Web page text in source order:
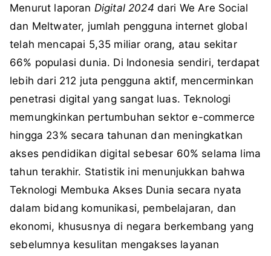
Menurut laporan Digital 2024 dari We Are Social
dan Meltwater, jumlah pengguna internet global
telah mencapai 5,35 miliar orang, atau sekitar
66% populasi dunia. Di Indonesia sendiri, terdapat
lebih dari 212 juta pengguna aktif, mencerminkan
penetrasi digital yang sangat luas. Teknologi
memungkinkan pertumbuhan sektor e-commerce
hingga 23% secara tahunan dan meningkatkan
akses pendidikan digital sebesar 60% selama lima
tahun terakhir. Statistik ini menunjukkan bahwa
Teknologi Membuka Akses Dunia secara nyata
dalam bidang komunikasi, pembelajaran, dan
ekonomi, khususnya di negara berkembang yang
sebelumnya kesulitan mengakses layanan